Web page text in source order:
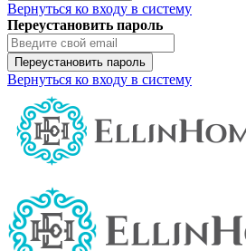
Вернуться ко входу в систему
Переустановить пароль
Переустановить пароль
Вернуться ко входу в систему